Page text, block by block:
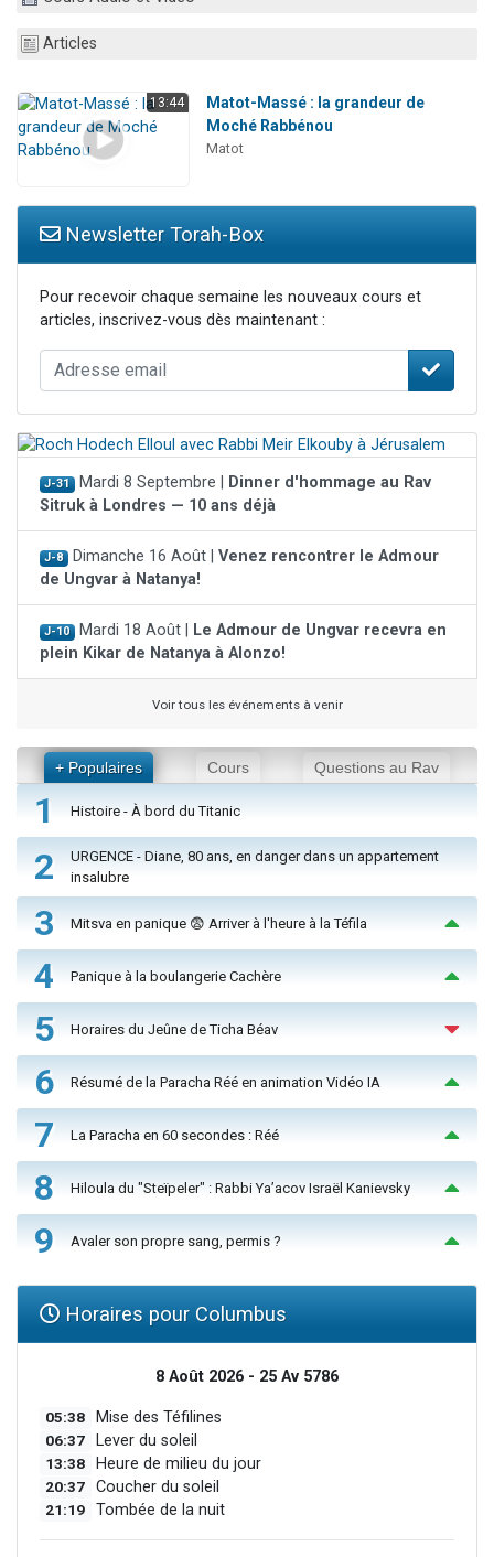
12 nouvelles musiques dans Torah-Box Music
Articles
13:44
Matot-Massé : la grandeur de
Moché Rabbénou
Matot
Newsletter Torah-Box
Pour recevoir chaque semaine les nouveaux cours et
articles, inscrivez-vous dès maintenant :
J-31 Mardi 8 Septembre |
Dinner d'hommage au Rav
Sitruk à Londres — 10 ans déjà
J-8 Dimanche 16 Août | Venez rencontrer le Admour
de Ungvar à Natanya!
J-10 Mardi 18 Août |
Le Admour de Ungvar recevra en
plein Kikar de Natanya à Alonzo!
Voir tous les événements à venir
+ Populaires Cours Questions au Rav
1 Histoire - À bord du Titanic
2
URGENCE - Diane, 80 ans, en danger dans un appartement
insalubre
3 Mitsva en panique 😨 Arriver à l'heure à la Téfila
4 Panique à la boulangerie Cachère
5 Horaires du Jeûne de Ticha Béav
6 Résumé de la Paracha Réé en animation Vidéo IA
7 La Paracha en 60 secondes : Réé
8 Hiloula du "Steïpeler" : Rabbi Ya’acov Israël Kanievsky
9 Avaler son propre sang, permis ?
Horaires pour Columbus
8 Août 2026 - 25 Av 5786
05:38 Mise des Téfilines
06:37 Lever du soleil
13:38 Heure de milieu du jour
20:37 Coucher du soleil
21:19 Tombée de la nuit